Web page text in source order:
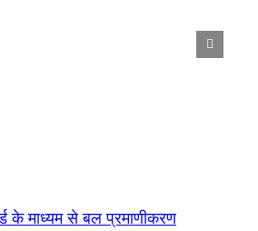
के माध्यम से बल प्रमाणीकरण